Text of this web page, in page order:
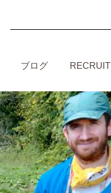
ブログ RECRUIT